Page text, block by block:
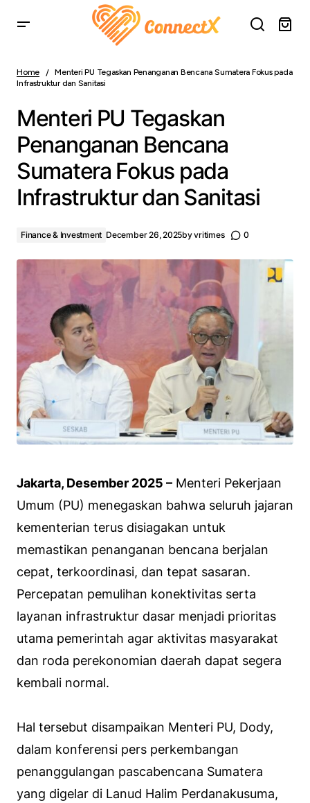
Fokus pada Infrastruktur dan Sanitasi
Home
Menteri PU Tegaskan Penanganan Bencana Sumatera Fokus pada
Infrastruktur dan Sanitasi
Menteri PU Tegaskan
Penanganan Bencana
Sumatera Fokus pada
Infrastruktur dan Sanitasi
Finance & Investment December 26, 2025byvritimes 0
Jakarta, Desember 2025 – Menteri Pekerjaan
Umum (PU) menegaskan bahwa seluruh jajaran
kementerian terus disiagakan untuk
memastikan penanganan bencana berjalan
cepat, terkoordinasi, dan tepat sasaran.
Percepatan pemulihan konektivitas serta
layanan infrastruktur dasar menjadi prioritas
utama pemerintah agar aktivitas masyarakat
dan roda perekonomian daerah dapat segera
kembali normal.
Hal tersebut disampaikan Menteri PU, Dody,
dalam konferensi pers perkembangan
penanggulangan pascabencana Sumatera
yang digelar di Lanud Halim Perdanakusuma,